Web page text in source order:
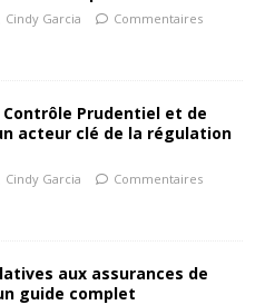
Cindy Garcia
Commentaires
Contrôle Prudentiel et de
acteur clé de la régulation
Cindy Garcia
Commentaires
aux assurances de
guide complet